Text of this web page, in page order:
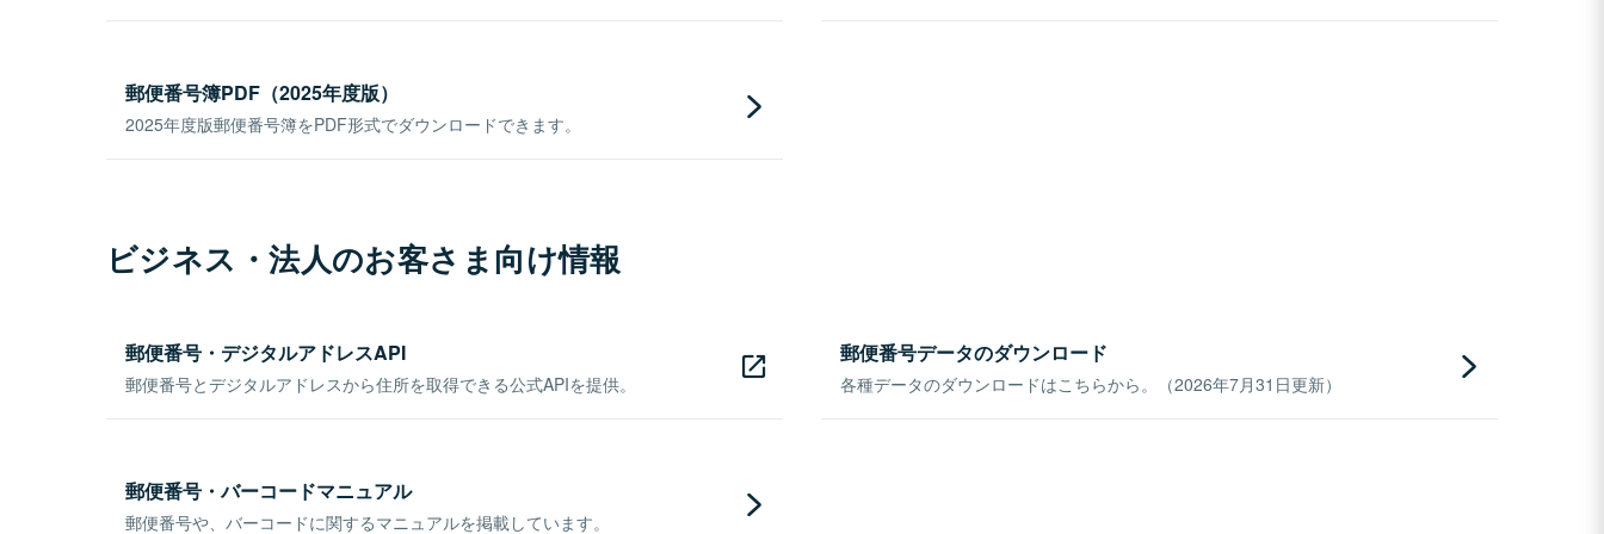
郵便番号簿PDF（2025年度版）
2025年度版郵便番号簿をPDF形式でダウンロードできます。
ビジネス・法人のお客さま向け情報
郵便番号・デジタルアドレスAPI
郵便番号とデジタルアドレスから住所を取得できる公式APIを提供。
郵便番号データのダウンロード
各種データのダウンロードはこちらから。（2026年7月31日更新）
郵便番号・バーコードマニュアル
郵便番号や、バーコードに関するマニュアルを掲載しています。